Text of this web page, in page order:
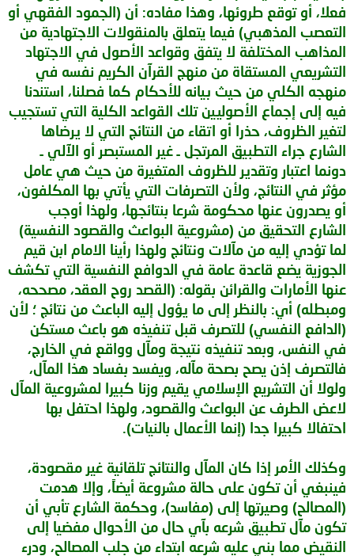
فعلا، أو توقع طروئها، وهذا مفاده: أن (الجمود الفقهي أو
التعصب المذهبي) فيما يتعلق بالمنقولات الاجتهادية من
المذاهب المختلفة لا يتفق وقواعد الأصول في الاجتهاد
التشريعي المستقاة من منهج القرآن الكريم نفسه في
منهجه الكلي من حيث بيانه للأحكام كما فصلنا، استندنا
فيه إلى إجماع الأصوليين تلك القواعد الكلية التي تستجيب
لتغير الظروف، حذرا أو اتقاء من النتائج التي لا يرضاها
الشارع جراء التطبيق المرتجل ـ غير المستبصر أو الآلي ـ
دونما اعتبار وتقدير للظروف المتغيرة من حيث هي عامل
مؤثر في النتائج، ولأن التصرفات التي يأتي بها المكلفون،
أو يصدرون عنها محكومة شرعا بنتائجها، ولهذا أوجب
الشارع التحقيق من (مشروعية البواعث والقصود النفسية)
لما تؤدي إليه من مآلات ونتائج ولهذا رأينا الامام ابن قيم
الجوزية يضع قاعدة عامة في الدوافع النفسية التي تكشف
عنها الأمارات والقرائن بقوله: (القصد روح العقد، مصححه،
ومبطله) أي: بالنظر إلى ما يؤول إليه الباعث من نتائج ؛ لأن
(الدافع النفسي) للتصرف قبل تنفيذه هو باعث مستكن
في النفس، وبعد تنفيذه نتيجة ومآل وواقع في الخارج،
فالتصرف إذن يصح بصحة مآله، ويفسد بفساد هذا المآل،
ولولا أن التشريع الإسلامي يقيم وزنا كبيرا لمشروعية المآل
لاعض الطرف عن البواعث والقصود، ولهذا احتفل بها
احتفالا كبيرا جدا (إنما الأعمال بالنيات).
وكذلك الأمر إذا كان المآل والنتائج تلقائية غير مقصودة،
فينبغي أن تكون على حالة مشروعة أيضاً، وإلا هدمت
(المصالح) وصيرتها إلى (مفاسد)، وحكمة الشارع تأبي أن
تكون مآل تطبيق شرعه بآي حال من الأحوال مفضيا إلى
النقيض مما بني عليه شرعه ابتداء من جلب المصالح، ودرء